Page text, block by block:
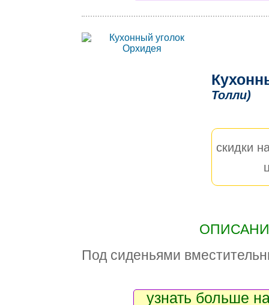
Толли)
скидки
Под сиденьями
узнать больше